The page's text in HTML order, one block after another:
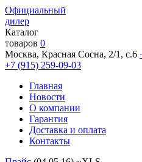
Официальный
дилер
Каталог
товаров 0
Москва, Красная Сосна, 2/1, с.6
+7 (915) 259-09-03
Главная
Новости
О компании
Гарантия
Доставка и оплата
Контакты